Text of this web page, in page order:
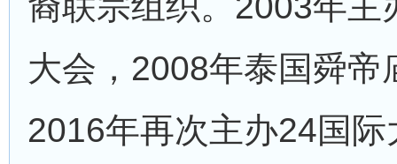
大会，2008年泰国舜帝
2016年再次主办24国